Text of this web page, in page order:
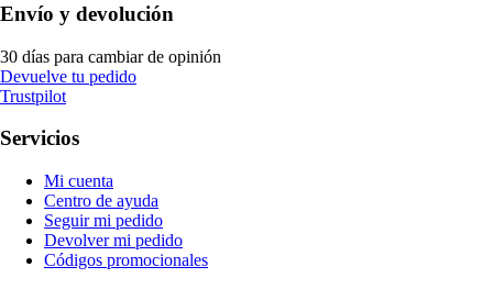
Envío y devolución
30 días para cambiar de opinión
Devuelve tu pedido
Trustpilot
Servicios
Mi cuenta
Centro de ayuda
Seguir mi pedido
Devolver mi pedido
Códigos promocionales